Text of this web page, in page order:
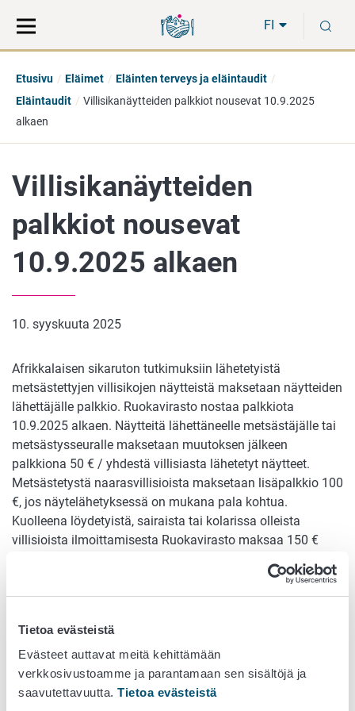
Tietoa evästeistä
Evästeet auttavat meitä kehittämään
verkkosivustoamme ja parantamaan sen sisältöjä ja
saavutettavuutta. Tietoa evästeistä
suoraan
sisältöön
koko
sivuston
FI
Etusivu Eläimet
Eläinten terveys ja eläintaudit
Eläintaudit
Villisikanäytteiden palkkiot nousevat 10.9.2025
alkaen
Villisikanäytteiden
palkkiot nousevat
10.9.2025 alkaen
10. syyskuuta 2025
Afrikkalaisen sikaruton tutkimuksiin lähetetyistä
metsästettyjen villisikojen näytteistä maksetaan näytteiden
lähettäjälle palkkio. Ruokavirasto nostaa palkkiota
10.9.2025 alkaen. Näytteitä lähettäneelle metsästäjälle tai
metsästysseuralle maksetaan muutoksen jälkeen
palkkiona 50 € / yhdestä villisiasta lähetetyt näytteet.
Metsästetystä naarasvillisioista maksetaan lisäpalkkio 100
€, jos näytelähetyksessä on mukana pala kohtua.
Kuolleena löydetyistä, sairaista tai kolarissa olleista
villisioista ilmoittamisesta Ruokavirasto maksaa 150 €
ovat
saatavilla verkkosivuiltamme.
Vuoden 2025 alusta afrikkalaisen sikaruton varalta
tutkittujen metsästettyjen villisikojen virustutkimuksien
kielteisiä tutkimustuloksia ei ole enää lähetetty tiedoksi
näytteen lähettäjälle. Metsästetyn villisian lihan voi käyttää